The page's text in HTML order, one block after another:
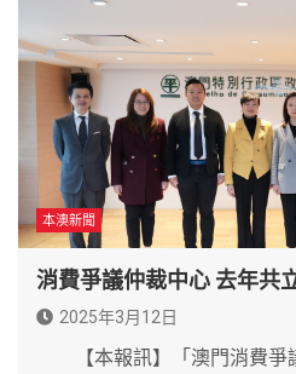
本澳新聞
消費爭議仲裁中心 去年共
2025年3月12日
【本報訊】「澳門消費爭